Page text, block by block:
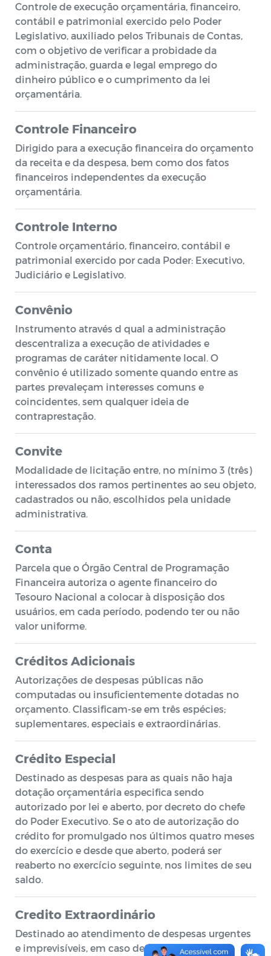
Controle de execução orçamentária, financeiro,
contábil e patrimonial exercido pelo Poder
Legislativo, auxiliado pelos Tribunais de Contas,
com o objetivo de verificar a probidade da
administração, guarda e legal emprego do
dinheiro público e o cumprimento da lei
orçamentária.
Controle Financeiro
Dirigido para a execução financeira do orçamento
da receita e da despesa, bem como dos fatos
financeiros independentes da execução
orçamentária.
Controle Interno
Controle orçamentário, financeiro, contábil e
patrimonial exercido por cada Poder: Executivo,
Judiciário e Legislativo.
Convênio
Instrumento através d qual a administração
descentraliza a execução de atividades e
programas de caráter nitidamente local. O
convênio é utilizado somente quando entre as
partes prevaleçam interesses comuns e
coincidentes, sem qualquer ideia de
contraprestação.
Convite
Modalidade de licitação entre, no mínimo 3 (três)
interessados dos ramos pertinentes ao seu objeto,
cadastrados ou não, escolhidos pela unidade
administrativa.
Conta
Parcela que o Órgão Central de Programação
Financeira autoriza o agente financeiro do
Tesouro Nacional a colocar à disposição dos
usuários, em cada período, podendo ter ou não
valor uniforme.
Créditos Adicionais
Autorizações de despesas públicas não
computadas ou insuficientemente dotadas no
orçamento. Classificam-se em três espécies;
suplementares, especiais e extraordinárias.
Crédito Especial
Destinado as despesas para as quais não haja
dotação orçamentária especifica sendo
autorizado por lei e aberto, por decreto do chefe
do Poder Executivo. Se o ato de autorização do
crédito for promulgado nos últimos quatro meses
do exercício e desde que aberto, poderá ser
reaberto no exercício seguinte, nos limites de seu
saldo.
Credito Extraordinário
Destinado ao atendimento de despesas urgentes
e imprevisíveis, em caso de guerra, subversão